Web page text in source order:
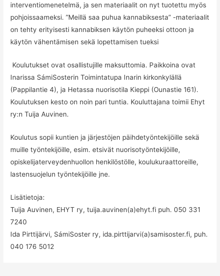
interventiomenetelmä, ja sen materiaalit on nyt tuotettu myös
pohjoissaameksi. ”Meillä saa puhua kannabiksesta” -materiaalit
on tehty erityisesti kannabiksen käytön puheeksi ottoon ja
käytön vähentämisen sekä lopettamisen tueksi
Koulutukset ovat osallistujille maksuttomia. Paikkoina ovat
Inarissa SámiSosterin Toimintatupa Inarin kirkonkylällä
(Pappilantie 4), ja Hetassa nuorisotila Kieppi (Ounastie 161).
Koulutuksen kesto on noin pari tuntia. Kouluttajana toimii Ehyt
ry:n Tuija Auvinen.
Koulutus sopii kuntien ja järjestöjen päihdetyöntekijöille sekä
muille työntekijöille, esim. etsivät nuorisotyöntekijöille,
opiskelijaterveydenhuollon henkilöstölle, koulukuraattoreille,
lastensuojelun työntekijöille jne.
Lisätietoja:
Tuija Auvinen, EHYT ry, tuija.auvinen(a)ehyt.fi puh. 050 331
7240
Ida Pirttijärvi, SámiSoster ry, ida.pirttijarvi(a)samisoster.fi, puh.
040 176 5012